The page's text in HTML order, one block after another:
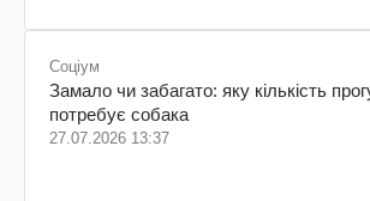
Соціум
Замало чи забагато: яку кількість
потребує собака
27.07.2026 13:37